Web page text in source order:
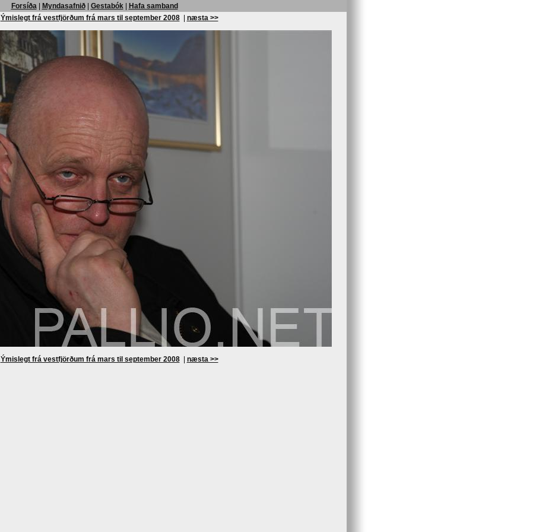
Forsíða| Myndasafnið| Gestabók|
Hafa samband
Ýmislegt frá vestfjörðum frá mars til september 2008| næsta >>
Ýmislegt frá vestfjörðum frá mars til september 2008| næsta >>